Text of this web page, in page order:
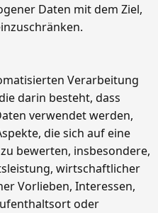
Daten mit dem Ziel,
Verarbeitung
darin besteht, dass
verwendet werden,
die sich auf eine
bewerten, insbesondere,
wirtschaftlicher
Vorlieben, Interessen,
oder